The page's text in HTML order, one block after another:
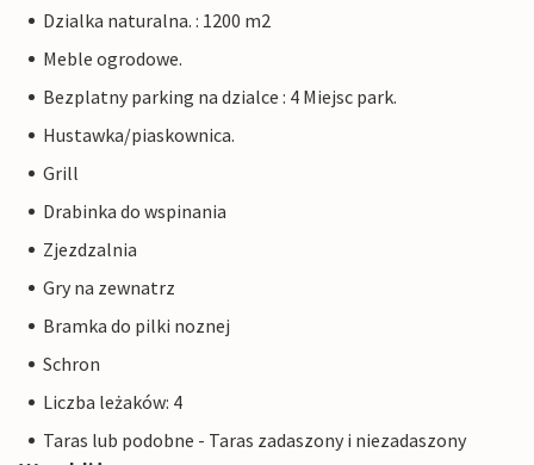
Dzialka naturalna. : 1200 m2
Meble ogrodowe.
Bezplatny parking na dzialce : 4 Miejsc park.
Hustawka/piaskownica.
Grill
Drabinka do wspinania
Zjezdzalnia
Gry na zewnatrz
Bramka do pilki noznej
Schron
Liczba leżaków: 4
Taras lub podobne - Taras zadaszony i niezadaszony